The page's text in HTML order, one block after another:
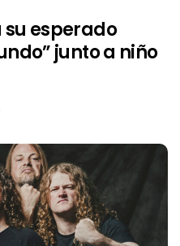
esperado
junto a niño